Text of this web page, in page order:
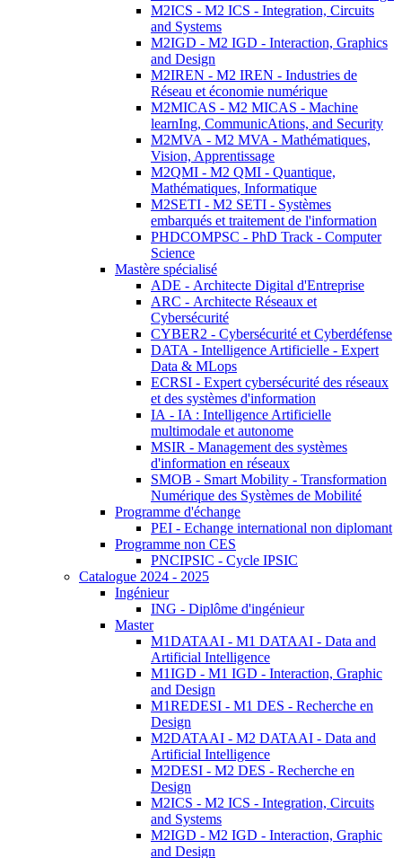
M2ICS - M2 ICS - Integration, Circuits
and Systems
M2IGD - M2 IGD - Interaction, Graphics
and Design
M2IREN - M2 IREN - Industries de
Réseau et économie numérique
M2MICAS - M2 MICAS - Machine
learnIng, CommunicAtions, and Security
M2MVA - M2 MVA - Mathématiques,
Vision, Apprentissage
M2QMI - M2 QMI - Quantique,
Mathématiques, Informatique
M2SETI - M2 SETI - Systèmes
embarqués et traitement de l'information
PHDCOMPSC - PhD Track - Computer
Science
Mastère spécialisé
ADE - Architecte Digital d'Entreprise
ARC - Architecte Réseaux et
Cybersécurité
CYBER2 - Cybersécurité et Cyberdéfense
DATA - Intelligence Artificielle - Expert
Data & MLops
ECRSI - Expert cybersécurité des réseaux
et des systèmes d'information
IA - IA : Intelligence Artificielle
multimodale et autonome
MSIR - Management des systèmes
d'information en réseaux
SMOB - Smart Mobility - Transformation
Numérique des Systèmes de Mobilité
Programme d'échange
PEI - Echange international non diplomant
Programme non CES
PNCIPSIC - Cycle IPSIC
Catalogue 2024 - 2025
Ingénieur
ING - Diplôme d'ingénieur
Master
M1DATAAI - M1 DATAAI - Data and
Artificial Intelligence
M1IGD - M1 IGD - Interaction, Graphic
and Design
M1REDESI - M1 DES - Recherche en
Design
M2DATAAI - M2 DATAAI - Data and
Artificial Intelligence
M2DESI - M2 DES - Recherche en
Design
M2ICS - M2 ICS - Integration, Circuits
and Systems
M2IGD - M2 IGD - Interaction, Graphic
and Design